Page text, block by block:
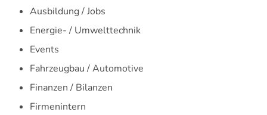
Ausbildung / Jobs
Energie- / Umwelttechnik
Events
Fahrzeugbau / Automotive
Finanzen / Bilanzen
Firmenintern